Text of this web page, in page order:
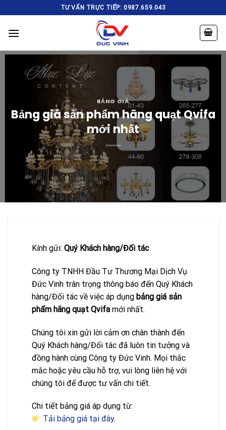
to
content
TƯ VẤN TRỰC TIẾP: 0987.659.043
BẢNG GIÁ
Bảng giá sản phẩm hãng quạt Qvifa
mới nhất
Kính gửi: Quý Khách hàng/Đối tác
Công ty TNHH Đầu Tư Thương Mại Dịch Vụ
Đức Vinh trân trọng thông báo đến Quý Khách
hàng/Đối tác về việc áp dụng bảng giá sản
phẩm hãng quạt Qvifa mới nhất.
Chúng tôi xin gửi lời cảm ơn chân thành đến
Quý Khách hàng/Đối tác đã luôn tin tưởng và
đồng hành cùng Công ty Đức Vinh. Mọi thắc
mắc hoặc yêu cầu hỗ trợ, vui lòng liên hệ với
chúng tôi để được tư vấn chi tiết.
Chi tiết bảng giá áp dụng từ:
Tải bảng giá tại đây.